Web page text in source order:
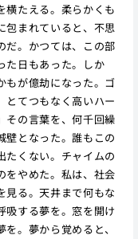
横たえる。柔らかくも
包まれていると、不思
だ。かつては、この部
た日もあった。しか
もが億劫になった。ゴ
とてつもなく高いハー
その言葉を、何千回繰
壁となった。誰もこの
たくない。チャイムの
をやめた。私は、社会
見る。天井まで何もな
吸する夢を。窓を開け
。夢から覚めると、